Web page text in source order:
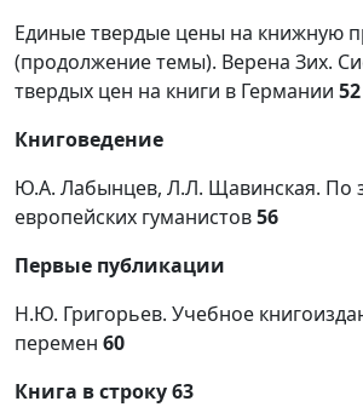
Единые твердые цены на книжную
(продолжение темы). Верена Зих.
твердых цен на книги в Германии 52
Книговедение
Ю.А. Лабынцев, Л.Л. Щавинская. По
европейских гуманистов56
Первые публикации
Н.Ю. Григорьев. Учебное
перемен 60
Книга в строку 63